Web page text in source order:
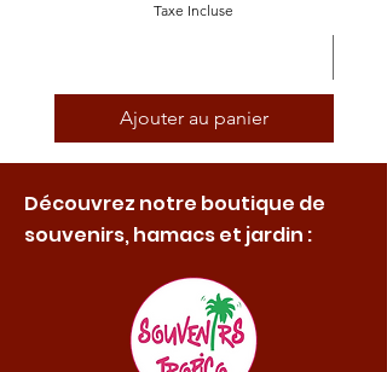
Taxe Incluse
Ajouter au panier
Découvrez notre boutique de
souvenirs, hamacs et jardin :